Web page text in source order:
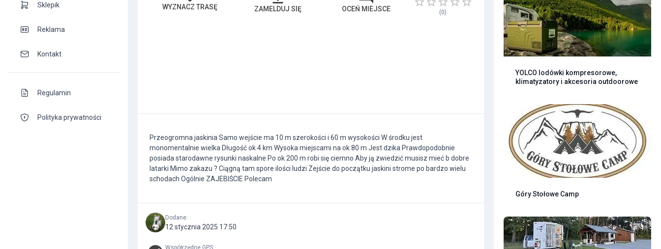
Sklepik
Reklama
Kontakt
Regulamin
Polityka prywatności
WYZNACZ TRASĘ ZAMELDUJ SIĘ OCEŃ MIEJSCE (0)
Przeogromna jaskinia Samo wejście ma 10 m szerokości i 60 m wysokości W środku jest
monomentalnie wielka Długość ok 4 km Wysoka miejscami na ok 80 m Jest dzika Prawdopodobnie
posiada starodawne rysunki naskalne Po ok 200 m robi się ciemno Aby ją zwiedzić musisz mieć b dobre
latarki Mimo zakazu ? Ciągną tam spore ilości ludzi Zejście do początku jaskini strome po bardzo wielu
schodach Ogólnie ZAJEBIŚCIE Polecam
Dodane:
12 stycznia 2025 17:50
Współrzędne GPS:
YOLCO lodówki kompresorowe,
klimatyzatory i akcesoria outdoorowe
Góry Stołowe Camp